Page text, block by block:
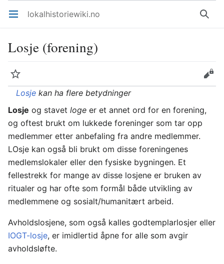
Åpne hovedmenyen lokalhistoriewiki.no Søk
Losje (forening)
Overvåk
Rediger
Losje kan ha flere betydninger
Losje og stavet loge er et annet ord for en forening,
og oftest brukt om lukkede foreninger som tar opp
medlemmer etter anbefaling fra andre medlemmer.
LOsje kan også bli brukt om disse foreningenes
medlemslokaler eller den fysiske bygningen. Et
fellestrekk for mange av disse losjene er bruken av
ritualer og har ofte som formål både utvikling av
medlemmene og sosialt/humanitært arbeid.
Avholdslosjene, som også kalles godtemplarlosjer eller
IOGT-losje, er imidlertid åpne for alle som avgir
avholdsløfte.